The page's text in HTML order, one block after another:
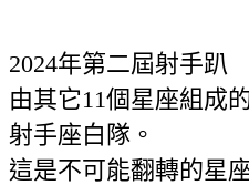
2024年第二屆射手趴
由其它11個星座組成
射手座白隊。
這是不可能翻轉的星